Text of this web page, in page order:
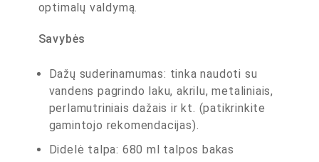
optimalų valdymą.
Savybės
Dažų suderinamumas: tinka naudoti su
vandens pagrindo laku, akrilu, metaliniais,
perlamutriniais dažais ir kt. (patikrinkite
gamintojo rekomendacijas).
Didelė talpa: 680 ml talpos bakas